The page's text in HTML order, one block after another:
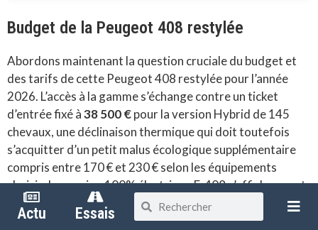
Budget de la Peugeot 408 restylée
Abordons maintenant la question cruciale du budget et
des tarifs de cette Peugeot 408 restylée pour l’année
2026. L’accès à la gamme s’échange contre un ticket
d’entrée fixé à38 500 €pour la version Hybrid de 145
chevaux, une déclinaison thermique qui doit toutefois
s’acquitter d’un petit malus écologique supplémentaire
compris entre 170 € et 230 € selon les équipements
choisis. La version 100% électrique E-408 s’affiche quant
à elle au tarif de42 700 € , un prix qui s’avère toutefois
éligible à une prime gouvernementale de type CEE d’un
Actu Essais